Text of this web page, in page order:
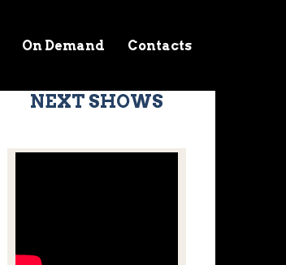
On Demand Contacts
NEXT SHOWS